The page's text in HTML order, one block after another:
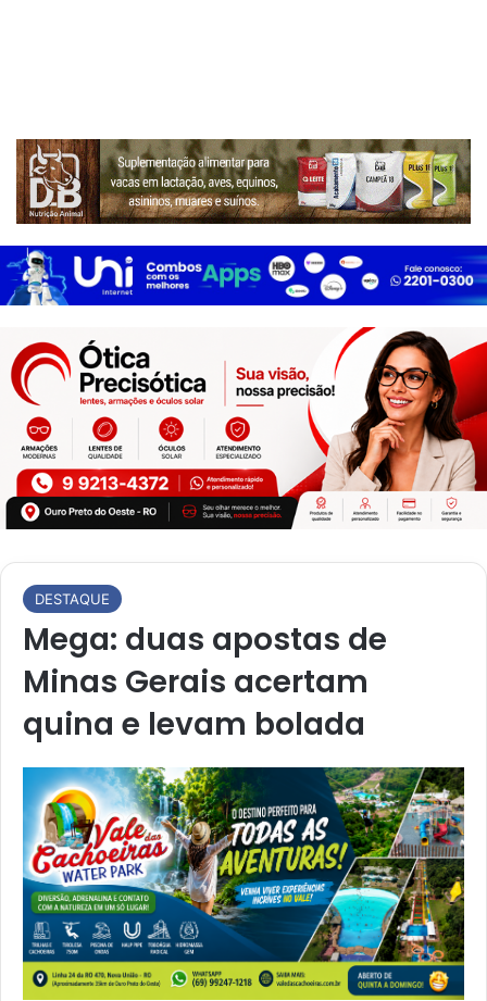
DESTAQUE
Mega: duas apostas de
Minas Gerais acertam
quina e levam bolada